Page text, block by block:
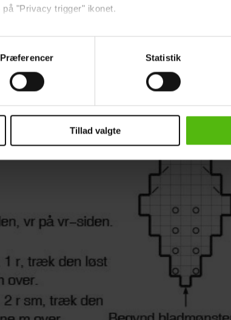
"Privacy trigger" ikonet.
bruge data for at kunne levere og finansiere
tredjeparter til at at optimere dit besøg på vores
af dine personoplysninger i forbindelse hermed i
Præferencer Statistik
Tillad valgte